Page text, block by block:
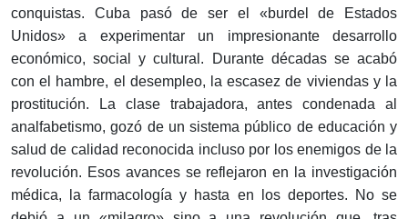
conquistas. Cuba pasó de ser el «burdel de Estados
Unidos» a experimentar un impresionante desarrollo
económico, social y cultural. Durante décadas se acabó
con el hambre, el desempleo, la escasez de viviendas y la
prostitución. La clase trabajadora, antes condenada al
analfabetismo, gozó de un sistema público de educación y
salud de calidad reconocida incluso por los enemigos de la
revolución. Esos avances se reflejaron en la investigación
médica, la farmacología y hasta en los deportes. No se